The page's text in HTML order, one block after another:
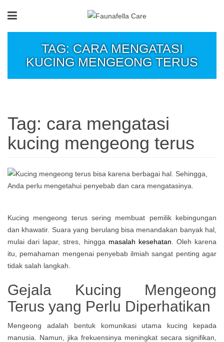
TAG: CARA MENGATASI
KUCING MENGEONG TERUS
Tag: cara mengatasi
kucing mengeong terus
Kucing mengeong terus sering membuat pemilik kebingungan
dan khawatir. Suara yang berulang bisa menandakan banyak hal,
mulai dari lapar, stres, hingga masalah kesehatan . Oleh karena
itu, pemahaman mengenai penyebab ilmiah sangat penting agar
tidak salah langkah.
Gejala Kucing Mengeong
Terus yang Perlu Diperhatikan
Mengeong adalah bentuk komunikasi utama kucing kepada
manusia. Namun, jika frekuensinya meningkat secara signifikan,